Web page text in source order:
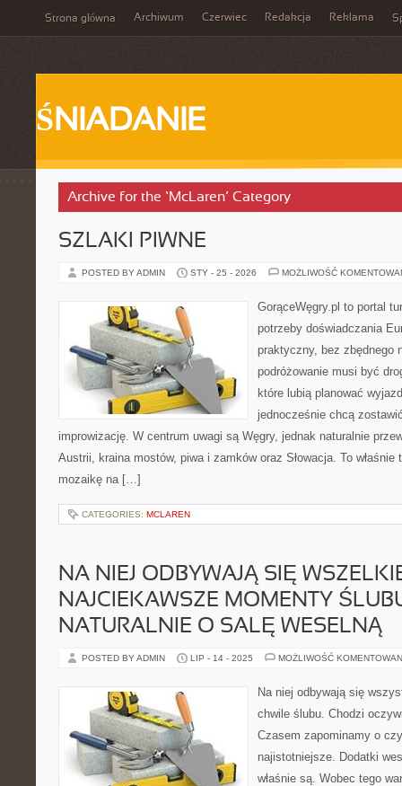
Strona główna Archiwum Czerwiec Redakcja Reklama
ŚNIADANIE
Archive for the ‘McLaren’ Category
SZLAKI PIWNE
POSTED BY ADMIN STY - 25 - 2026 MOŻLIWOŚĆ
GorąceWęgry.pl to portal
potrzeby doświadczania
praktyczny, bez zbędnego
podróżowanie musi być
które lubią planować
jednocześnie chcą
improwizację. W centrum uwagi są Węgry, jednak naturalnie
Austrii, kraina mostów, piwa i zamków oraz Słowacja. To
mozaikę na […]
CATEGORIES: MCLAREN
NA NIEJ ODBYWAJĄ SIĘ
NAJCIEKAWSZE MOMENTY
NATURALNIE O SALĘ WESELNĄ
POSTED BY ADMIN LIP - 14 - 2025 MOŻLIWOŚĆ
Na niej odbywają się
chwile ślubu. Chodzi
Czasem zapominamy o
najistotniejsze. Dodatki
właśnie są. Wobec tego